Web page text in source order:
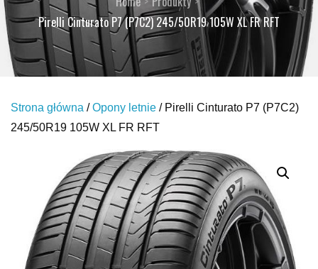
Pirelli Cinturato P7 (P7C2) 245/50R19 105W XL FR RFT
Strona główna /Opony letnie / Pirelli Cinturato P7 (P7C2)
245/50R19 105W XL FR RFT